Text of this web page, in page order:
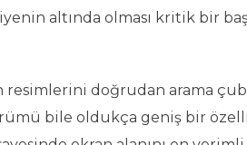
altında olması kritik bir
resimlerini doğrudan arama
bile oldukça geniş bir